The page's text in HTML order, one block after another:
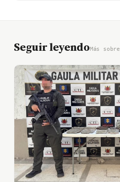
Seguir leyendoMás sobre